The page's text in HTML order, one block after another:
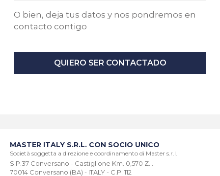
O bien, deja tus datos y nos pondremos en
contacto contigo
QUIERO SER CONTACTADO
MASTER ITALY S.R.L. CON SOCIO UNICO
Società soggetta a direzione e coordinamento di Master s.r.l.
S.P.37 Conversano - Castiglione Km. 0,570 Z.I.
70014 Conversano (BA) - ITALY - C.P. 112